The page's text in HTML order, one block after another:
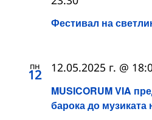
Фестивал на
пн
12
MUSICORUM VIA
барока до музиката
12.05.2025 г. @